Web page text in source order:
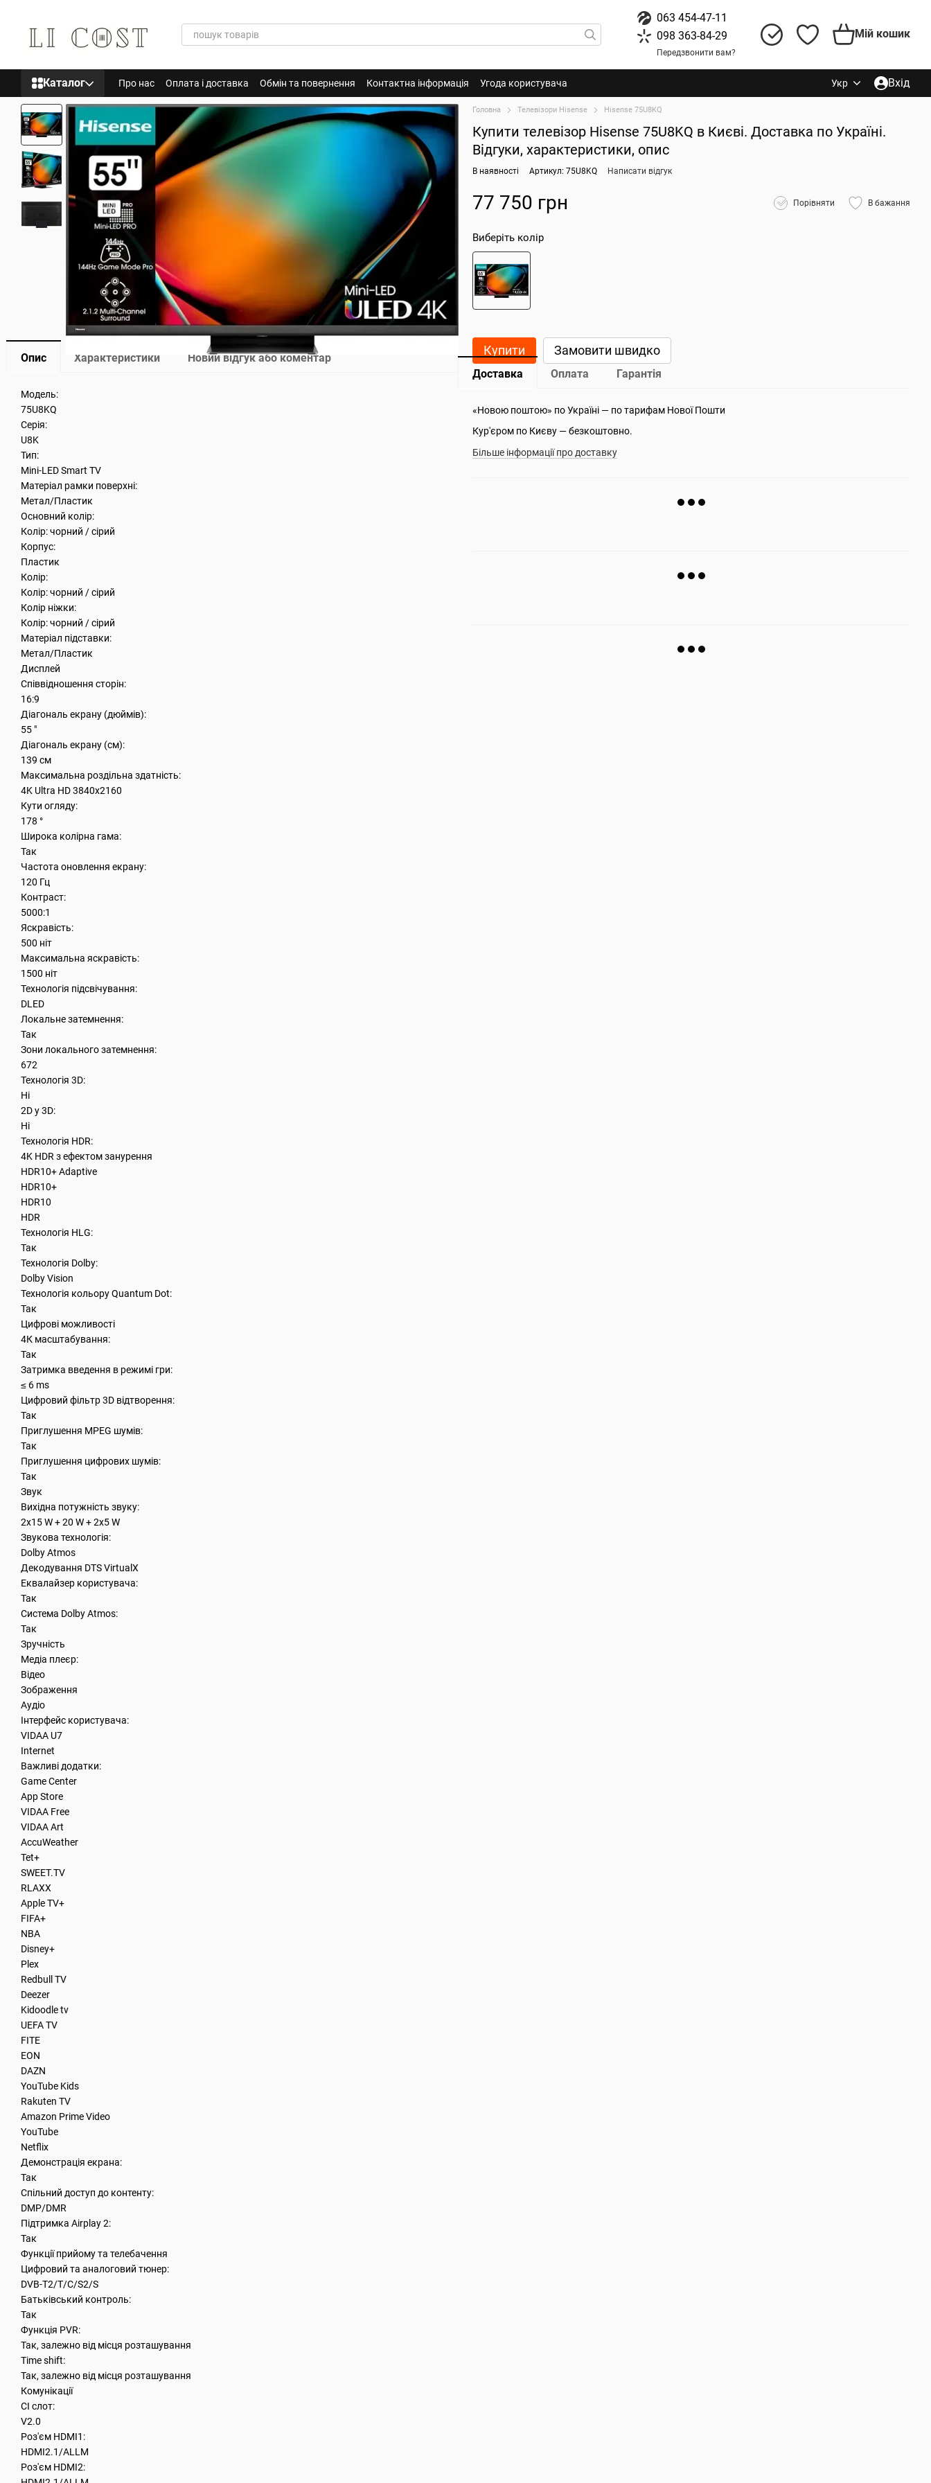
063 454-47-11
098 363-84-29
Передзвонити вам?
Мій кошик
Каталог Про нас Оплата і доставка Обмін та повернення Контактна інформація Угода користувача Укр Вхід
Опис Характеристики Новий відгук або коментар
Модель:
75U8KQ
Серія:
U8K
Тип:
Mini-LED Smart TV
Матеріал рамки поверхні:
Метал/Пластик
Основний колір:
Колір: чорний / сірий
Корпус:
Пластик
Колір:
Колір: чорний / сірий
Колір ніжки:
Колір: чорний / сірий
Матеріал підставки:
Метал/Пластик
Дисплей
Співвідношення сторін:
16:9
Діагональ екрану (дюймів):
55 "
Діагональ екрану (см):
139 см
Максимальна роздільна здатність:
4K Ultra HD 3840x2160
Кути огляду:
178 °
Широка колірна гама:
Так
Частота оновлення екрану:
120 Гц
Контраст:
5000:1
Яскравість:
500 ніт
Максимальна яскравість:
1500 ніт
Технологія підсвічування:
DLED
Локальне затемнення:
Так
Зони локального затемнення:
672
Технологія 3D:
Hi
2D у 3D:
Hi
Технологія HDR:
4K HDR з ефектом занурення
HDR10+ Adaptive
HDR10+
HDR10
HDR
Технологія HLG:
Так
Технологія Dolby:
Dolby Vision
Технологія кольору Quantum Dot:
Так
Цифрові можливості
4К масштабування:
Так
Затримка введення в режимі гри:
≤ 6 ms
Цифровий фільтр 3D відтворення:
Так
Приглушення MPEG шумів:
Так
Приглушення цифрових шумів:
Так
Звук
Вихідна потужність звуку:
2x15 W + 20 W + 2x5 W
Звукова технологія:
Dolby Atmos
Декодування DTS VirtualX
Еквалайзер користувача:
Так
Система Dolby Atmos:
Так
Зручність
Медіа плеєр:
Відео
Зображення
Аудіо
Інтерфейс користувача:
VIDAA U7
Internet
Важливі додатки:
Game Center
App Store
VIDAA Free
VIDAA Art
AccuWeather
Tet+
SWEET.TV
RLAXX
Apple TV+
FIFA+
NBA
Disney+
Plex
Redbull TV
Deezer
Kidoodle tv
UEFA TV
FITE
EON
DAZN
YouTube Kids
Rakuten TV
Amazon Prime Video
YouTube
Netflix
Демонстрація екрана:
Так
Спільний доступ до контенту:
DMP/DMR
Підтримка Airplay 2:
Так
Функції прийому та телебачення
Цифровий та аналоговий тюнер:
DVB-T2/T/C/S2/S
Батьківський контроль:
Так
Функція PVR:
Так, залежно від місця розташування
Time shift:
Так, залежно від місця розташування
Комунікації
CI слот:
V2.0
Роз'єм HDMI1:
HDMI2.1/ALLM
Роз'єм HDMI2:
Головна Телевізори Hisense Hisense 75U8KQ
Купити телевізор Hisense 75U8KQ в Києві. Доставка по Україні.
Відгуки, характеристики, опис
В наявності Артикул: 75U8KQ Написати відгук
77 750 грн Порівняти В бажання
Виберіть колір
Купити Замовити швидко
Доставка Оплата Гарантія
«Новою поштою» по Україні — по тарифам Нової Пошти
Кур'єром по Києву — безкоштовно.
Більше інформації про доставку